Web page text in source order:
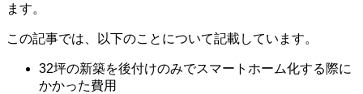
ます。
この記事では、以下のことについて記載しています。
32坪の新築を後付けのみでスマートホーム化する際に
かかった費用